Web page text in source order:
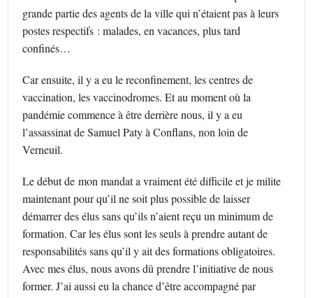
grande partie des agents de la ville qui n’étaient pas à leurs
postes respectifs : malades, en vacances, plus tard
confinés…
Car ensuite, il y a eu le reconfinement, les centres de
vaccination, les vaccinodromes. Et au moment où la
pandémie commence à être derrière nous, il y a eu
l’assassinat de Samuel Paty à Conflans, non loin de
Verneuil.
Le début de mon mandat a vraiment été difficile et je milite
maintenant pour qu’il ne soit plus possible de laisser
démarrer des élus sans qu’ils n’aient reçu un minimum de
formation. Car les élus sont les seuls à prendre autant de
responsabilités sans qu’il y ait des formations obligatoires.
Avec mes élus, nous avons dû prendre l’initiative de nous
former. J’ai aussi eu la chance d’être accompagné par